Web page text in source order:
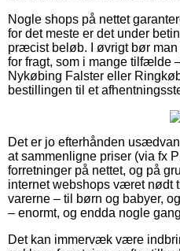
Nogle shops på nettet
for det meste er det under
præcist beløb. I øvrigt bør
for fragt, som i mange tilfælde
Nykøbing Falster eller
bestillingen til et
Det er jo efterhånden
at sammenligne priser (via fx
forretninger på nettet, og på
internet webshops været nødt
varerne – til børn og babyer,
– enormt, og endda nogle
Det kan immervæk være